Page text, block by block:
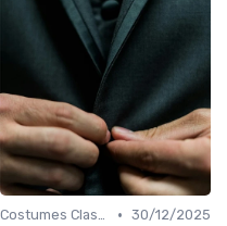
Costumes Classiques • 30/12/2025